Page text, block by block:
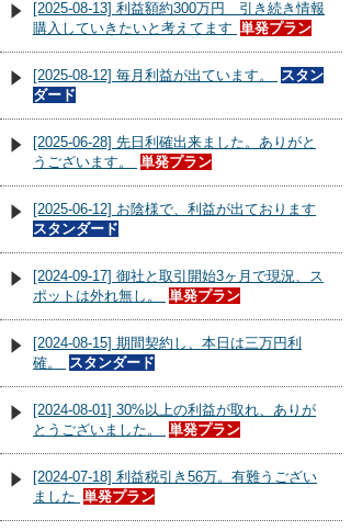
[2025-08-13] 利益額約300万円 引き続き情報
購入していきたいと考えてます 単発プラン
[2025-08-12] 毎月利益が出ています。
スタン
ダード
[2025-06-28] 先日利確出来ました。ありがと
うございます。
単発プラン
[2025-06-12] お陰様で、利益が出ております
スタンダード
[2024-09-17] 御社と取引開始3ヶ月で現況、ス
ポットは外れ無し。
単発プラン
[2024-08-15] 期間契約し、本日は三万円利
確。
スタンダード
[2024-08-01] 30%以上の利益が取れ、ありが
とうございました。
単発プラン
[2024-07-18] 利益税引き56万。有難うござい
ました 単発プラン